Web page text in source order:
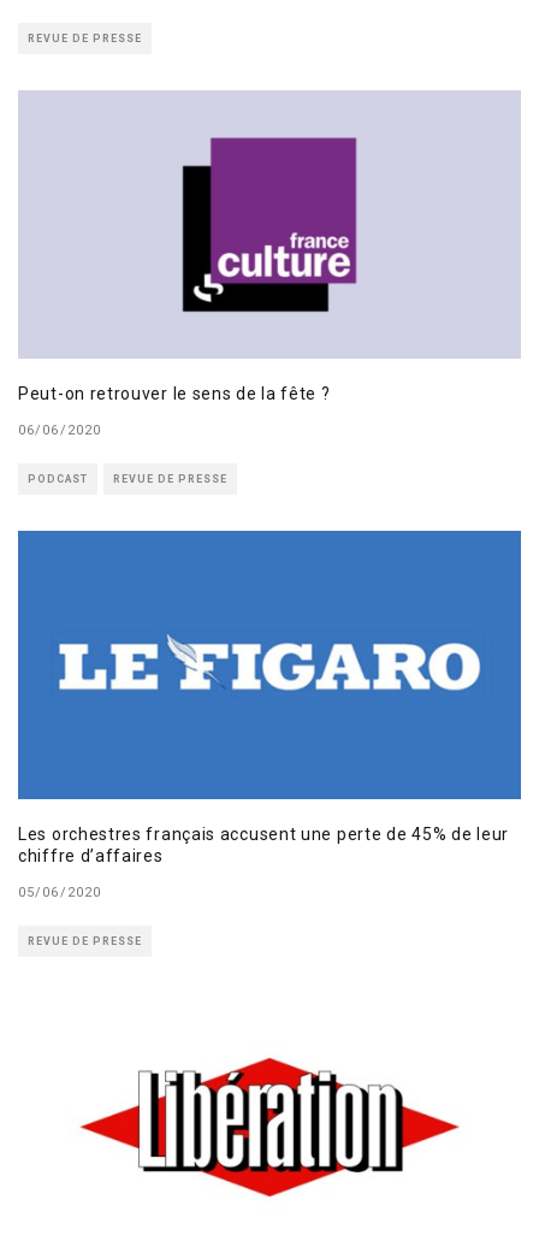
REVUE DE PRESSE
Peut-on retrouver le sens de la fête ?
06/06/2020
PODCAST REVUE DE PRESSE
Les orchestres français accusent une perte de 45% de leur
chiffre d’affaires
05/06/2020
REVUE DE PRESSE